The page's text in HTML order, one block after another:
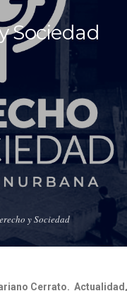
Sociedad
y Sociedad
Cerrato.